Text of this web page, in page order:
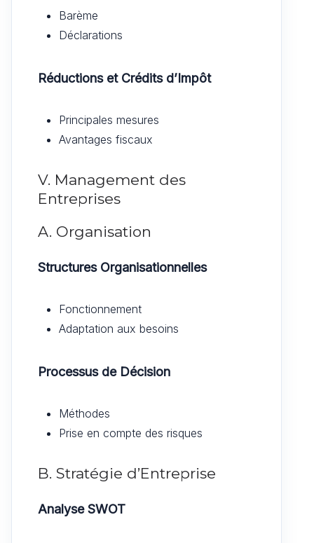
Barème
Déclarations
Réductions et Crédits d’Impôt
Principales mesures
Avantages fiscaux
V. Management des
Entreprises
A. Organisation
Structures Organisationnelles
Fonctionnement
Adaptation aux besoins
Processus de Décision
Méthodes
Prise en compte des risques
B. Stratégie d’Entreprise
Analyse SWOT